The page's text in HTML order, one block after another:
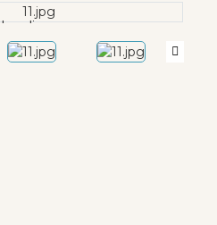
Loading...
Loading...